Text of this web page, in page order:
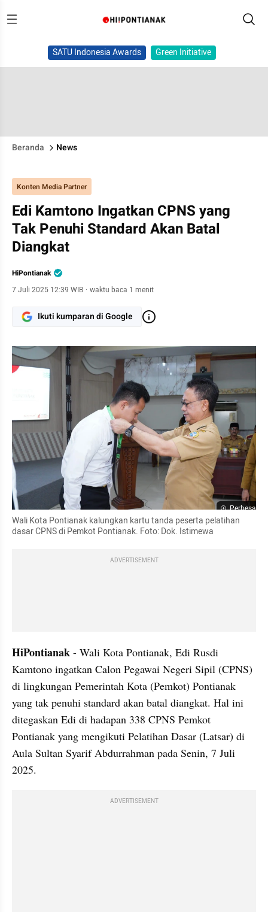
SATU Indonesia Awards Green Initiative
Beranda News
Konten Media Partner
Edi Kamtono Ingatkan CPNS yang
Tak Penuhi Standard Akan Batal
Diangkat
HiPontianak
7 Juli 2025 12:39 WIB · waktu baca 1 menit
Ikuti kumparan di Google
Perbesar
Wali Kota Pontianak kalungkan kartu tanda peserta pelatihan
dasar CPNS di Pemkot Pontianak. Foto: Dok. Istimewa
ADVERTISEMENT
HiPontianak - Wali Kota Pontianak, Edi Rusdi
Kamtono ingatkan Calon Pegawai Negeri Sipil (CPNS)
di lingkungan Pemerintah Kota (Pemkot) Pontianak
yang tak penuhi standard akan batal diangkat. Hal ini
ditegaskan Edi di hadapan 338 CPNS Pemkot
Pontianak yang mengikuti Pelatihan Dasar (Latsar) di
Aula Sultan Syarif Abdurrahman pada Senin, 7 Juli
2025.
ADVERTISEMENT